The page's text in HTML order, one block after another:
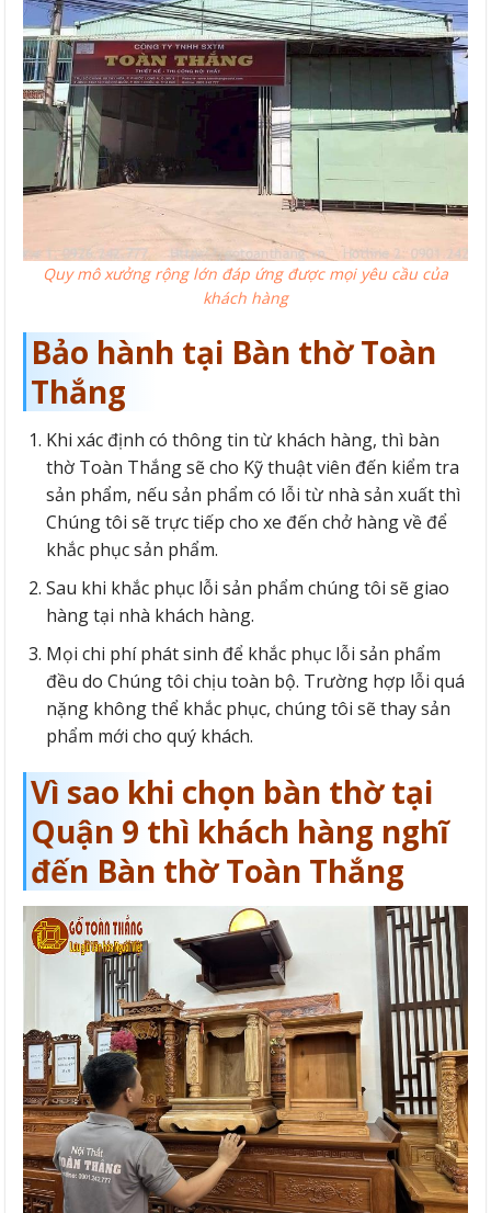
Quy mô xưởng rộng lớn đáp ứng được mọi yêu cầu của
khách hàng
Bảo hành tại Bàn thờ Toàn
Thắng
Khi xác định có thông tin từ khách hàng, thì bàn
thờ Toàn Thắng sẽ cho Kỹ thuật viên đến kiểm tra
sản phẩm, nếu sản phẩm có lỗi từ nhà sản xuất thì
Chúng tôi sẽ trực tiếp cho xe đến chở hàng về để
khắc phục sản phẩm.
Sau khi khắc phục lỗi sản phẩm chúng tôi sẽ giao
hàng tại nhà khách hàng.
Mọi chi phí phát sinh để khắc phục lỗi sản phẩm
đều do Chúng tôi chịu toàn bộ. Trường hợp lỗi quá
nặng không thể khắc phục, chúng tôi sẽ thay sản
phẩm mới cho quý khách.
Vì sao khi chọn bàn thờ tại
Quận 9 thì khách hàng nghĩ
đến Bàn thờ Toàn Thắng